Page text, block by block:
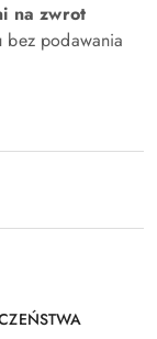
na zwrot
bez podawania